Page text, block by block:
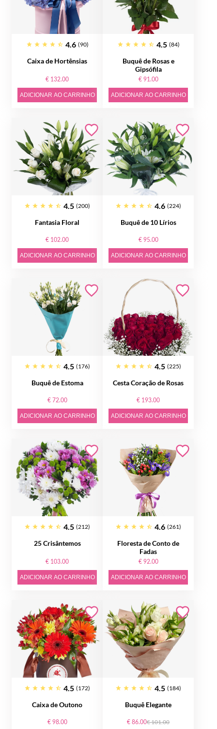
4.6 (90)
Caixa de Hortênsias
€ 132.00
ADICIONAR AO CARRINHO
4.5 (84)
Buquê de Rosas e
Gipsófila
€ 91.00
ADICIONAR AO CARRINHO
4.5 (200)
Fantasia Floral
€ 102.00
ADICIONAR AO CARRINHO
4.6 (224)
Buquê de 10 Lírios
€ 95.00
ADICIONAR AO CARRINHO
4.5 (176)
Buquê de Estoma
€ 72.00
ADICIONAR AO CARRINHO
4.5 (225)
Cesta Coração de Rosas
€ 193.00
ADICIONAR AO CARRINHO
4.5 (212)
25 Crisântemos
€ 103.00
ADICIONAR AO CARRINHO
4.6 (261)
Floresta de Conto de
Fadas
€ 92.00
ADICIONAR AO CARRINHO
4.5 (172)
Caixa de Outono
€ 98.00
4.5 (184)
Buquê Elegante
€ 86.00€ 101.00